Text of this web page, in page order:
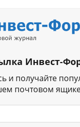
Инвест-
и получайте
почтовом